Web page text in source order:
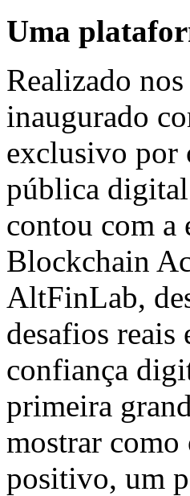
Uma
Realizado
inaugurado
exclusivo por
pública digital
contou com a
Blockchain
AltFinLab,
desafios
confiança
primeira
mostrar
positivo, um